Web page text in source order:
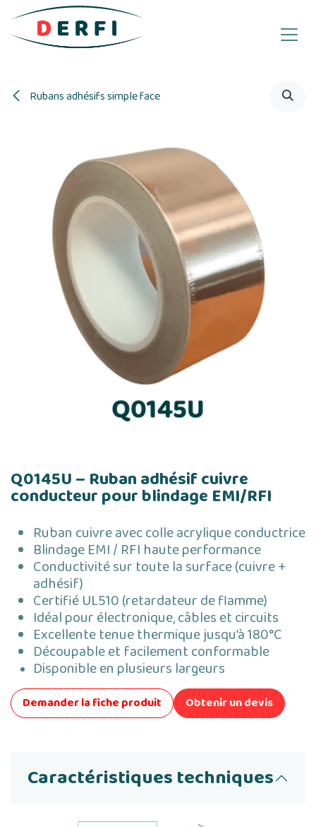
Se rendre au contenu
Rubans adhésifs simple face
Q0145U – Ruban adhésif cuivre
conducteur pour blindage EMI/RFI
Ruban cuivre avec colle acrylique conductrice
Blindage EMI / RFI haute performance
Conductivité sur toute la surface (cuivre +
adhésif)
Certifié UL510 (retardateur de flamme)
Idéal pour électronique, câbles et circuits
Excellente tenue thermique jusqu’à 180°C
Découpable et facilement conformable
Disponible en plusieurs largeurs
Demander la fiche produit Obtenir un devis
Caractéristiques techniques